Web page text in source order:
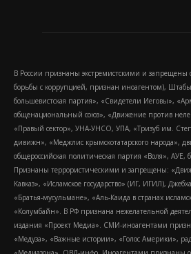
В России признаны экстремистскими и
борьбы с коррупцией, признан иноагентом),
большевистская партия», «Свидетели Иеговы»,
общенациональный союз», «Движение против
«Правый сектор», УНА-УНСО, УПА, «Тризуб им.
дивижн», «Меджлис крымскотатарского народа»,
общероссийская политическая партия «Воля», АУЕ,
Признаны террористическими и запрещены:
Кавказ», «Исламское государство» (ИГ, ИГИЛ),
«Братья-мусульмане», «Аль-Каида в странах
«Колумбайн». В РФ признана нежелательной
издания «Проект Медиа». СМИ-иноагентами
«Медуза», «Важные истории», «Голос Америки»,